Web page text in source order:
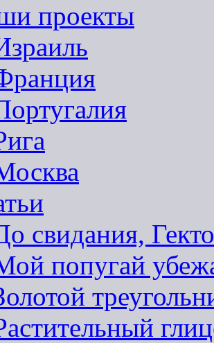
проекты
свидания,
попугай